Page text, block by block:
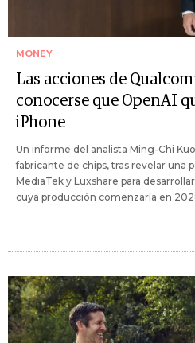
MONEY
Las acciones de
conocerse que OpenAI
iPhone
Un informe del analista Ming-Chi
fabricante de chips, tras revelar una
MediaTek y Luxshare para
cuya producción comenzaría en